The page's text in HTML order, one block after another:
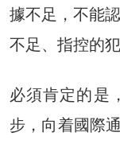
據不足，不能
不足、指控的
必須肯定的是
步，向着國際